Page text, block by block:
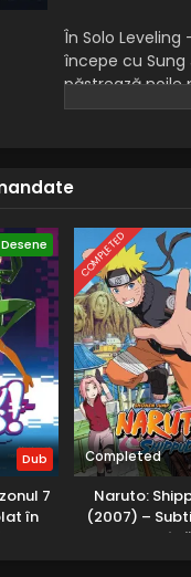
În Solo
începe cu Sung
păstrează noile
se întoarce cu
Desene
Dub
7
în
COMPLETED
Completed
Naruto:
(2007) –
Română